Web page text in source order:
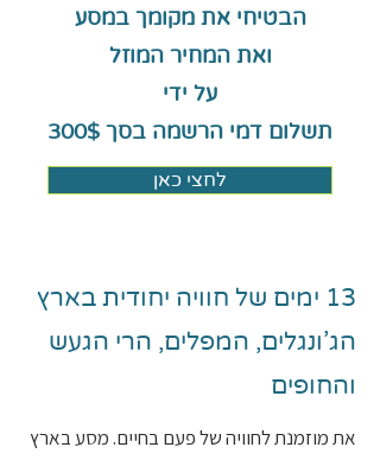
הבטיחי את מקומך במסע
ואת המחיר המוזל
על ידי
תשלום דמי הרשמה בסך 300$
לחצי כאן
13 ימים של חוויה יחודית בארץ
הג'ונגלים, המפלים, הרי הגעש
והחופים
את מוזמנת לחוויה של פעם בחיים. מסע בארץ